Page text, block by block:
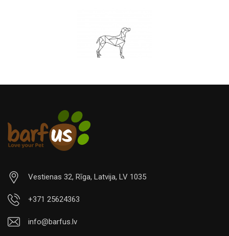
Vestienas 32, Rīga, Latvija, LV 1035
+371 25624363
info@barfus.lv